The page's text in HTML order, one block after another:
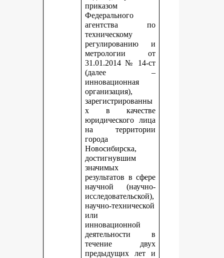
приказом
Федерального
агентства по
техническому
регулированию и
метрологии от
31.01.2014 № 14-ст
(далее –
инновационная
организация),
зарегистрированны
х в качестве
юридического лица
на территории
города
Новосибирска,
достигнувшим
значимых
результатов в сфере
научной (научно-
исследовательской),
научно-технической
или
инновационной
деятельности в
течение двух
предыдущих лет и